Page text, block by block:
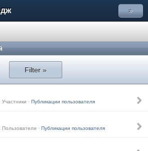
»
Filter »
· Публикации пользователя
· Публикации пользователя